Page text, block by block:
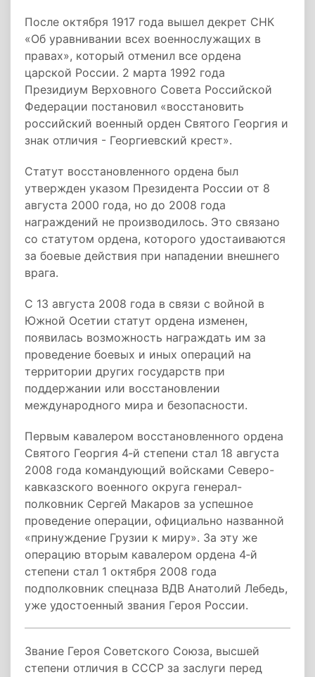
После октября 1917 года вышел декрет СНК
«Об уравнивании всех военнослужащих в
правах», который отменил все ордена
царской России. 2 марта 1992 года
Президиум Верховного Совета Российской
Федерации постановил «восстановить
российский военный орден Святого Георгия и
знак отличия - Георгиевский крест».
Статут восстановленного ордена был
утвержден указом Президента России от 8
августа 2000 года, но до 2008 года
награждений не производилось. Это связано
со статутом ордена, которого удостаиваются
за боевые действия при нападении внешнего
врага.
C 13 августа 2008 года в связи с войной в
Южной Осетии статут ордена изменен,
появилась возможность награждать им за
проведение боевых и иных операций на
территории других государств при
поддержании или восстановлении
международного мира и безопасности.
Первым кавалером восстановленного ордена
Святого Георгия 4‑й степени стал 18 августа
2008 года командующий войсками Северо-
кавказского военного округа генерал-
полковник Сергей Макаров за успешное
проведение операции, официально названной
«принуждение Грузии к миру». За эту же
операцию вторым кавалером ордена 4‑й
степени стал 1 октября 2008 года
подполковник спецназа ВДВ Анатолий Лебедь,
уже удостоенный звания Героя России.
Звание Героя Советского Союза, высшей
степени отличия в СССР за заслуги перед